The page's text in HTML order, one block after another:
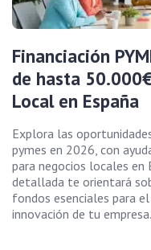
Financiación
de hasta
Local en España
Explora las
pymes en 2026, con
para negocios locales en
detallada te orientará
fondos esenciales para
innovación de tu empresa.